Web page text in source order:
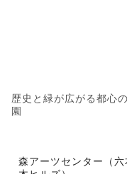
歴史と緑が広がる都心
園
森アーツセンター（六